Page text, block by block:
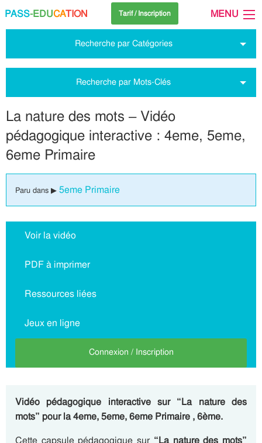
PASS-EDUCATION Tarif / Inscription MENU
Recherche par Catégories
Recherche par Mots-Clés
La nature des mots – Vidéo
pédagogique interactive : 4eme, 5eme,
6eme Primaire
Paru dans ▶ 5eme Primaire
Voir la vidéo
PDF à imprimer
Ressources liées
Jeux en ligne
Connexion / Inscription
Vidéo pédagogique interactive sur “La nature des
mots” pour la 4eme, 5eme, 6eme Primaire , 6ème.
Cette capsule pédagogique sur “La nature des mots”